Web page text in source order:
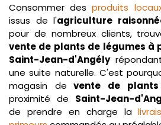
Consommer desproduits
issus de l'agriculture
pour de nombreux clients,
vente de plants de légumes à
Saint-Jean-d'Angély
une suite naturelle. C'est
magasin de vente de
proximité de Saint-Jean-
de prendre en charge la